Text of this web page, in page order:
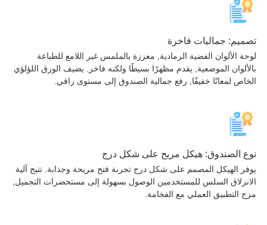
جماليات فاخرة
الألوان الفضية الرمادية, معززة بالملمس غير اللامع للطباعة
الموضعية, يقدم مظهرًا بسيطًا ولكنه فاخر. يضيف الورق اللؤلؤي
لمعانًا خفيفًا, رفع جمالية الصندوق إلى مستوى راقي.
الصندوق: هيكل مريح على شكل درج
الهيكل المصمم على شكل درج تجربة فتح مريحة وجذابة. تتيح آلية
السلس للمستخدمين الوصول بسهولة إلى مستحضرات التجميل,
التطبيق العملي مع الفخامة.